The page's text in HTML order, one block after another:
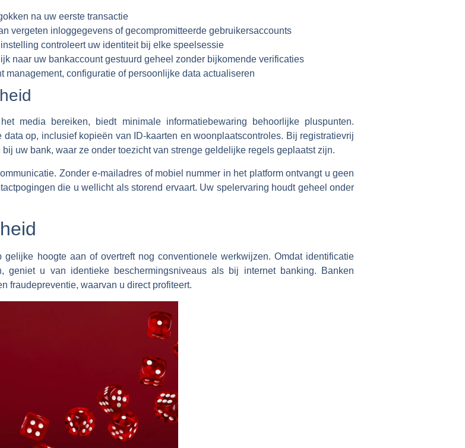
na uw eerste transactie
vergeten inloggegevens of gecompromitteerde gebruikersaccounts
controleert uw identiteit bij elke speelsessie
naar uw bankaccount gestuurd geheel zonder bijkomende verificaties
management, configuratie of persoonlijke data actualiseren
media bereiken, biedt minimale informatiebewaring behoorlijke pluspunten.
op, inclusief kopieën van ID-kaarten en woonplaatscontroles. Bij registratievrij
uw bank, waar ze onder toezicht van strenge geldelijke regels geplaatst zijn.
Zonder e-mailadres of mobiel nummer in het platform ontvangt u geen
die u wellicht als storend ervaart. Uw spelervaring houdt geheel onder
hoogte aan of overtreft nog conventionele werkwijzen. Omdat identificatie
geniet u van identieke beschermingsniveaus als bij internet banking. Banken
fraudepreventie, waarvan u direct profiteert.